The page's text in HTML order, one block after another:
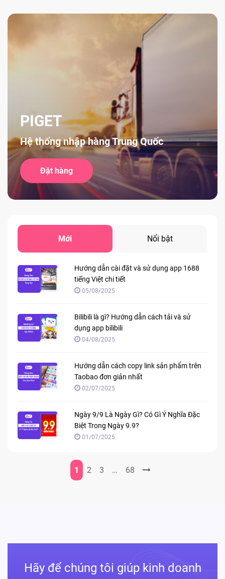
PIGET
Hệ thống nhập hàng Trung Quốc
Đặt hàng
Mới Nổi bật
Hướng dẫn cài đặt và sử dụng app 1688
tiếng Việt chi tiết
05/08/2025
Bilibili là gì? Hướng dẫn cách tải và sử
dụng app bilibili
04/08/2025
Hướng dẫn cách copy link sản phẩm trên
Taobao đơn giản nhất
02/07/2025
Ngày 9/9 Là Ngày Gì? Có Gì Ý Nghĩa Đặc
Biệt Trong Ngày 9.9?
01/07/2025
1 2 3 … 68
Hãy để chúng tôi giúp kinh doanh